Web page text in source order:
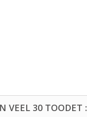
VEEL 30 TOODET :